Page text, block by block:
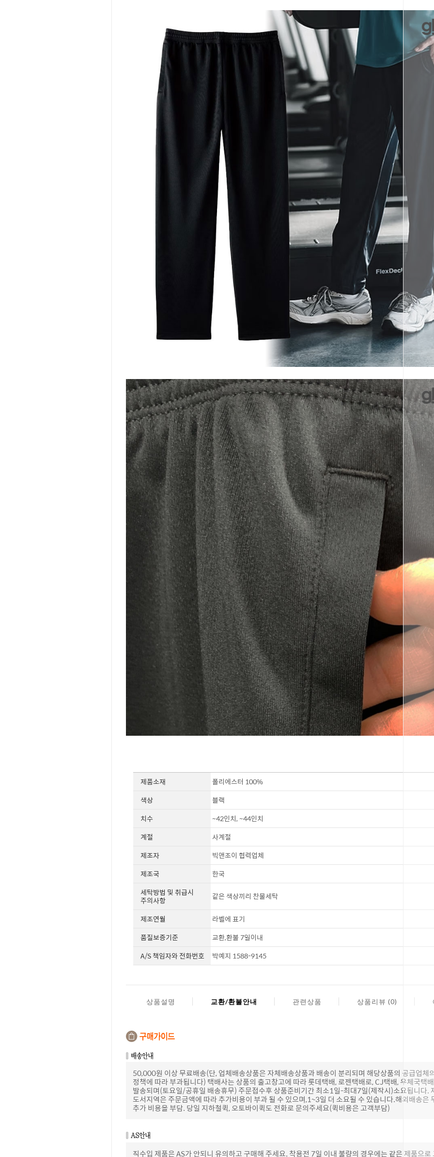
페이코 ID
제품소재
폴리에스터 100%
색상
블랙
치수
~42인치, ~44인치
계절
사계절
제조자
빅앤조이 협력업체
제조국
한국
세탁방법 및 취급시
주의사항 같은 색상끼리 찬물세탁
제조연월
라벨에 표기
품질보증기준
교환,환불 7일이내
A/S 책임자와 전화번호
박예지 1588-9145
상품설명 교환/환불안내 관련상품 상품리뷰 (0)
50,000원 이상 무료배송(단, 업체배송상품은 자체배송상품과 배송이 분리되며 해당상품의 공급업체
정책에 따라 부과됩니다) 택배사는 상품의 출고창고에 따라 롯데택배, 로젠택배로, CJ택배, 우체국택
발송되며(토요일/공휴일 배송휴무) 주문접수후 상품준비기간 최소1일-최대7일(제작시)소요됩니다.
도서지역은 주문금액에 따라 추가비용이 부과 될 수 있으며,1~3일 더 소요될 수 있습니다.해외배송은
추가 비용을 부담. 당일 지하철퀵, 오토바이퀵도 전화로 문의주세요(퀵비용은 고객부담)
직수입 제품은 AS가 안되니 유의하고 구매해 주세요. 착용전 7일 이내 불량의 경우에는 같은 제품으